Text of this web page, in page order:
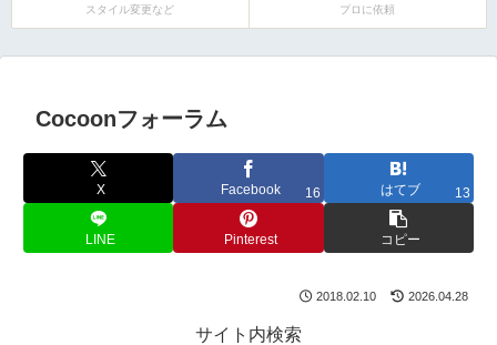
スタイル変更など プロに依頼
Cocoonフォーラム
X Facebook 16 はてブ 13
LINE Pinterest コピー
2018.02.10 2026.04.28
サイト内検索